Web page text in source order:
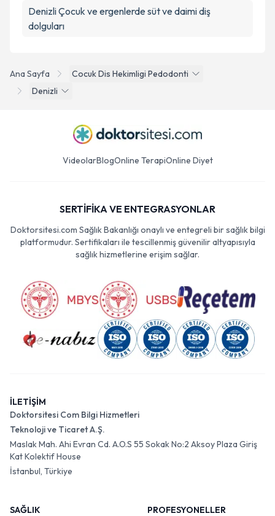
Ana Sayfa
Cocuk Dis Hekimligi Pedodonti
Denizli
Denizli Çocuk ve ergenlerde süt ve daimi diş
dolguları
VideolarBlogOnline TerapiOnline Diyet
SERTİFİKA VE ENTEGRASYONLAR
Doktorsitesi.com Sağlık Bakanlığı onaylı ve entegreli bir sağlık bilgi
platformudur. Sertifikaları ile tescillenmiş güvenilir altyapısıyla
sağlık hizmetlerine erişim sağlar.
İLETİŞİM
Doktorsitesi Com Bilgi Hizmetleri
Teknoloji ve Ticaret A.Ş.
Maslak Mah. Ahi Evran Cd. A.O.S 55 Sokak No:2 Aksoy Plaza Giriş
Kat Kolektif House
İstanbul, Türkiye
SAĞLIK
PROFESYONELLER